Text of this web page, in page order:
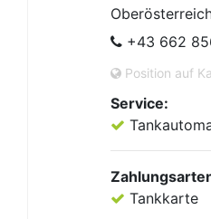
+43 662
Position auf
Service:
Tankkarte